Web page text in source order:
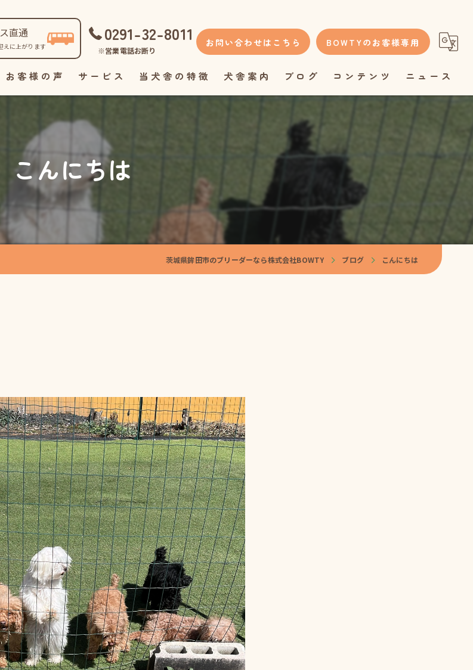
直通
えに上がります
0291-32-8011
※営業電話お断り
お問い合わせはこちら BOWTYのお客様専用
お客様の声 サービス 当犬舎の特徴 犬舎案内 ブログ コンテンツ ニュース
こんにちは
茨城県鉾田市のブリーダーなら株式会社BOWTY ブログ こんにちは